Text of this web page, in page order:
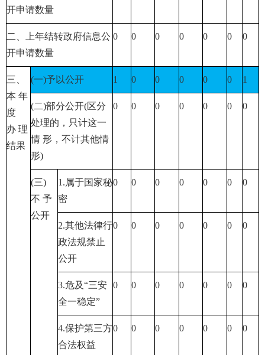
开申请数量
二、上年结转政府信息公
开申请数量
0 0 0 0 0 0 0
三、
本 年
度
办 理
结果
(一)予以公开 1 0 0 0 0 0 1
(二)部分公开(区分
处理的，只计这一
情 形，不计其他情
形)
0 0 0 0 0 0 0
(三)
不 予
公开
1.属于国家秘
密
0 0 0 0 0 0 0
2.其他法律行
政法规禁止
公开
0 0 0 0 0 0 0
3.危及“三安
全一稳定”
0 0 0 0 0 0 0
4.保护第三方
合法权益
0 0 0 0 0 0 0